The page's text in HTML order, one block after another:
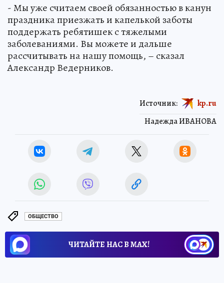
- Мы уже считаем своей обязанностью в канун
праздника приезжать и капелькой заботы
поддержать ребятишек с тяжелыми
заболеваниями. Вы можете и дальше
рассчитывать на нашу помощь, – сказал
Александр Ведерников.
Надежда ИВАНОВА
Источник: kp.ru
ОБЩЕСТВО
ЧИТАЙТЕ НАС В МАХ!